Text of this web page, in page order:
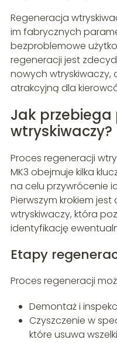
Regeneracja
im fabrycznych
bezproblemowe
regeneracji jest
nowych wtryskiwaczy,
atrakcyjną dla
Jak przebiega
wtryskiwaczy?
Proces regeneracji
MK3 obejmuje kilka
na celu przywrócenie
Pierwszym krokiem
wtryskiwaczy, która
identyfikację
Etapy
Proces regeneracji
Demontaż i
Czyszczenie w
które usuwa